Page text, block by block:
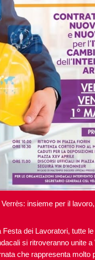
insieme per il
Festa dei Lavoratori, tutte le
si ritroveranno unite a
che rappresenta molto